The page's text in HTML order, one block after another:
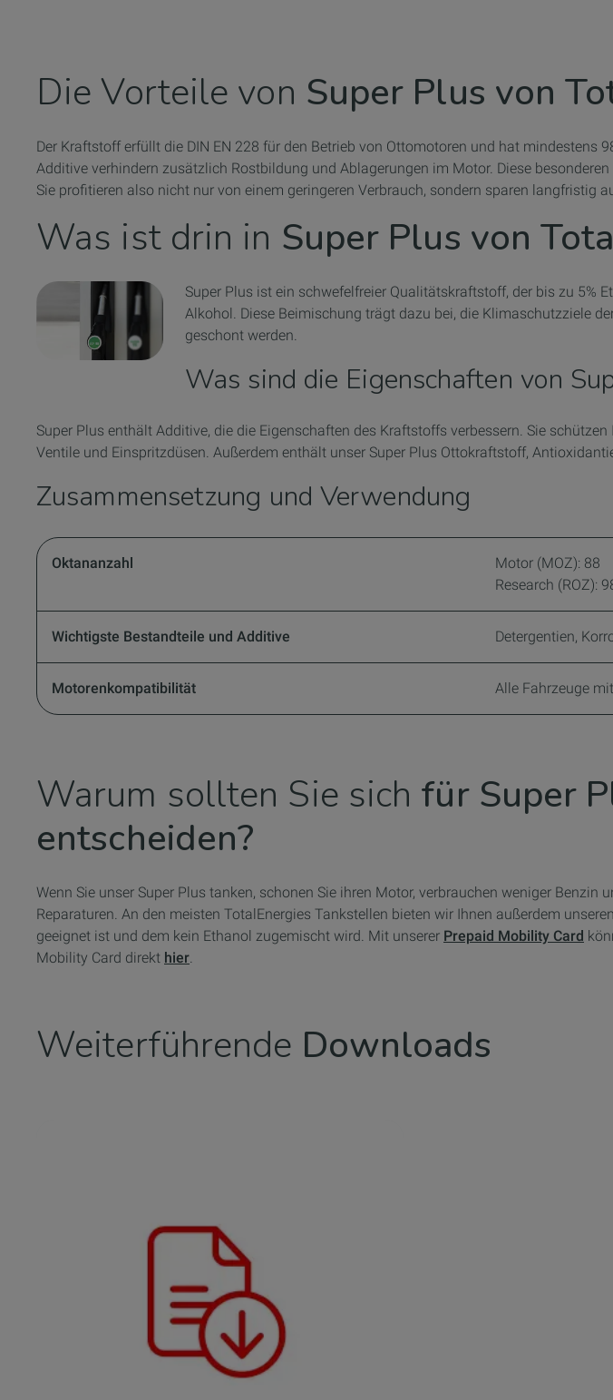
Die Vorteile von Super Plus von
Der Kraftstoff erfüllt die DIN EN 228 für den Betrieb von Ottomotoren und hat
Additive verhindern zusätzlich Rostbildung und Ablagerungen im Motor. Diese
Sie profitieren also nicht nur von einem geringeren Verbrauch, sondern sparen langfristig
Was ist drin in Super Plus von
Super Plus ist ein schwefelfreier Qualitätskraftstoff, der bis zu 5%
Alkohol. Diese Beimischung trägt dazu bei, die Klimaschutzziele
geschont werden.
Was sind die Eigenschaften von
Super Plus enthält Additive, die die Eigenschaften des Kraftstoffs verbessern. Sie
Ventile und Einspritzdüsen. Außerdem enthält unser Super Plus Ottokraftstoff,
Zusammensetzung und Verwendung
Oktananzahl
Motor (MOZ): 88
​Research (ROZ):
Wichtigste Bestandteile und Additive Detergentien,
Motorenkompatibilität Alle Fahrzeuge
Warum sollten Sie sich für Super
entscheiden?
Wenn Sie unser Super Plus tanken, schonen Sie ihren Motor, verbrauchen weniger
Reparaturen. An den meisten TotalEnergies Tankstellen bieten wir Ihnen außerdem
geeignet ist und dem kein Ethanol zugemischt wird. Mit unserer Prepaid Mobility Card
Mobility Card direkt hier
Weiterführende Downloads